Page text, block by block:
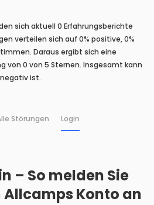
sich aktuell 0 Erfahrungsberichte
verteilen sich auf 0% positive, 0%
Daraus ergibt sich eine
von 0 von 5 Sternen. Insgesamt kann
ist.
Störungen Login
– So melden Sie
Konto an